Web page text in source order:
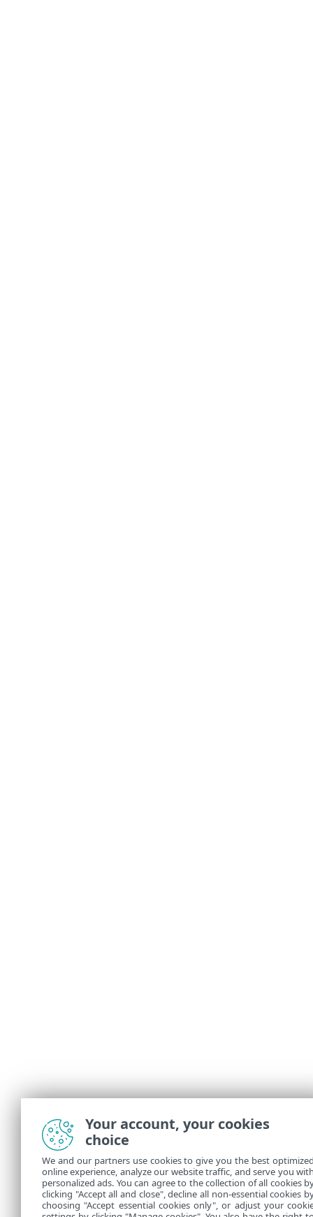
Your account, your cookies
choice
We and our partners use cookies to give you the best
online experience, analyze our website traffic, and serve you
personalized ads. You can agree to the collection of all cookies
clicking "Accept all and close", decline all non-essential cookies
choosing "Accept essential cookies only", or adjust your